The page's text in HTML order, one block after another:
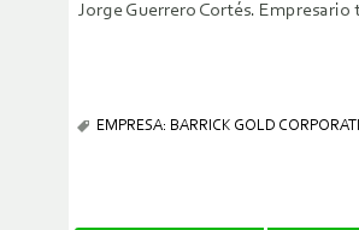
Jorge Guerrero Cortés. Empresario
EMPRESA: BARRICK GOLD